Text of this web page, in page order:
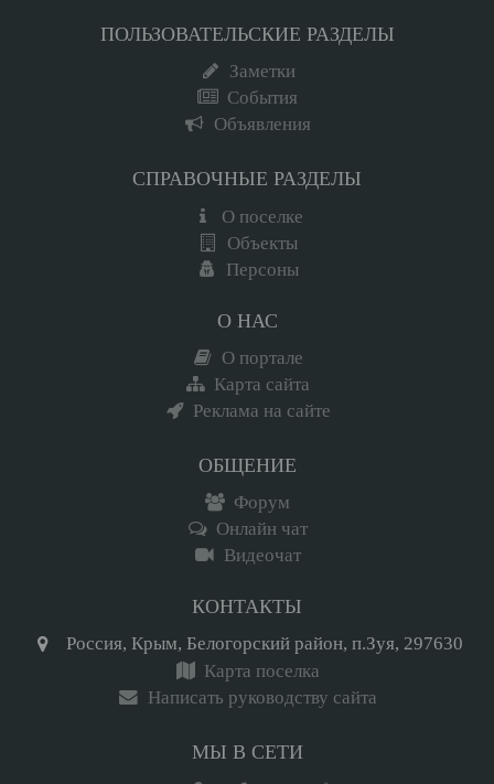
ПОЛЬЗОВАТЕЛЬСКИЕ РАЗДЕЛЫ
Заметки
События
Объявления
СПРАВОЧНЫЕ РАЗДЕЛЫ
О поселке
Объекты
Персоны
О НАС
О портале
Карта сайта
Реклама на сайте
ОБЩЕНИЕ
Форум
Онлайн чат
Видеочат
КОНТАКТЫ
Россия, Крым, Белогорский район, п.Зуя, 297630
Карта поселка
Написать руководству сайта
МЫ В СЕТИ